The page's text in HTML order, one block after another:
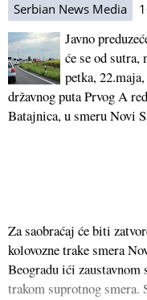
Serbian News Media
Javno
će se od sutra,
petka,
državnog puta Prvog A
Batajnica, u smeru Novi
Za saobraćaj će biti
kolovozne trake smera
Beogradu ići
trakom suprotnog smera.